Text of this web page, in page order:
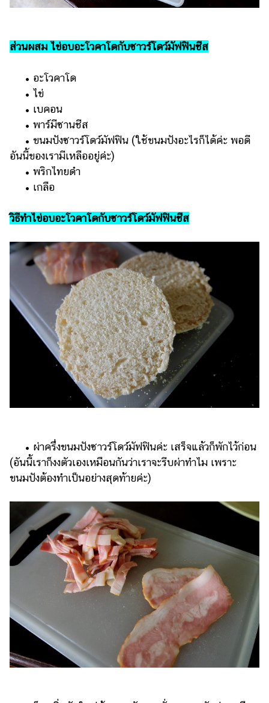
บริการ
แอปฯ
กระปุก
คอร์ส
ออนไลน์
เรียน
เลข
ออนไลน์
ติดต่อ
แจ้ง
ปัญหา
ร่วม
กับ
เรา
ส่วนผสม ไข่อบอะโวคาโดกับซาวร์โดว์มัฟฟินชีส
• อะโวคาโด
• ไข่
• เบคอน
• พาร์มีซานชีส
• ขนมปังซาวร์โดว์มัฟฟิน (ใช้ขนมปังอะไรก็ได้ค่ะ พอดี
อันนี้ของเรามีเหลืออยู่ค่ะ)
• พริกไทยดำ
• เกลือ
วิธีทำไข่อบอะโวคาโดกับซาวร์โดว์มัฟฟินชีส
• ผ่าครึ่งขนมปังซาวร์โดว์มัฟฟินค่ะ เสร็จแล้วก็พักไว้ก่อน
(อันนี้เราก็งงตัวเองเหมือนกันว่าเราจะรีบผ่าทำไม เพราะ
ขนมปังต้องทำเป็นอย่างสุดท้ายค่ะ)